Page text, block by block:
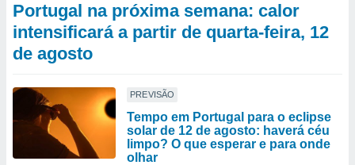
Portugal na próxima semana: calor
intensificará a partir de quarta-feira, 12
de agosto
PREVISÃO
Tempo em Portugal para o eclipse
solar de 12 de agosto: haverá céu
limpo? O que esperar e para onde
olhar